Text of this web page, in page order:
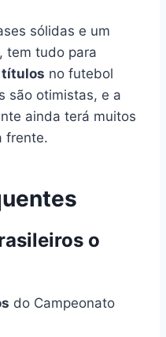
sólidas e um
tem tudo para
títulos no futebol
são otimistas, e a
ainda terá muitos
frente.
o
do Campeonato